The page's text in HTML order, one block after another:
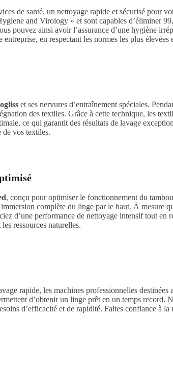
de santé, un nettoyage rapide et sécurisé pour
and Virology » et sont capables d’éliminer
pouvez ainsi avoir l’assurance d’une hygiène
en respectant les normes les plus élevées
et ses nervures d’entraînement spéciales.
des textiles. Grâce à cette technique, les
ce qui garantit des résultats de lavage
de vos textiles.
, conçu pour optimiser le fonctionnement du
complète du linge par le haut. À mesure
d’une performance de nettoyage intensif tout
ressources naturelles.
rapide, les machines professionnelles
d’obtenir un linge prêt en un temps
d’efficacité et de rapidité. Faites confiance à